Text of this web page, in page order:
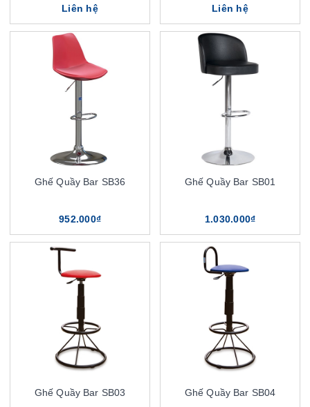
Liên hệ Liên hệ
Ghế Quầy Bar SB36
952.000₫
Ghế Quầy Bar SB01
1.030.000₫
Ghế Quầy Bar SB03 Ghế Quầy Bar SB04